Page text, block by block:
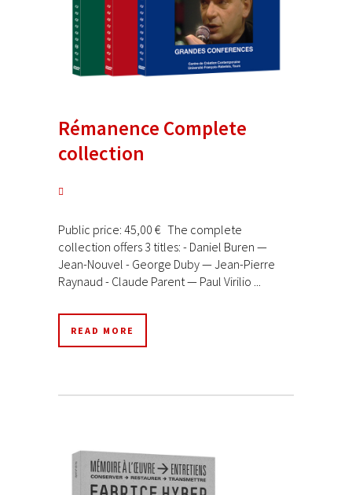
Rémanence Complete
collection
Public price: 45,00 € The complete
collection offers 3 titles: - Daniel Buren —
Jean-Nouvel - George Duby — Jean-Pierre
Raynaud - Claude Parent — Paul Virilio ...
READ MORE